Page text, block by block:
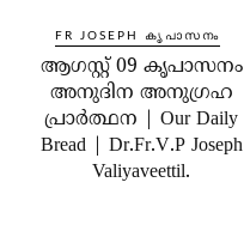
FR JOSEPH കൃപാസനം
ആഗസ്റ്റ് 09 കൃപാസനം
അനുദിന അനുഗ്രഹ
പ്രാർത്ഥന | Our Daily
Bread | Dr.Fr.V.P Joseph
Valiyaveettil.